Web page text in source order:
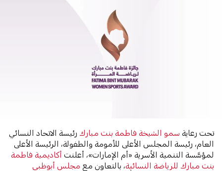
تحت رعايةسمو الشيخة فاطمة بنت مباركرئيسة الاتحاد النسائي
العام، رئيسة المجلس الأعلى للأمومة والطفولة، الرئيسة الأعلى
لمؤسَّسة التنمية الأسرية «أم الإمارات»، أعلنتأكاديمية فاطمة
بنت مبارك للرياضة النسائية، بالتعاون مع مجلس أبوظبي